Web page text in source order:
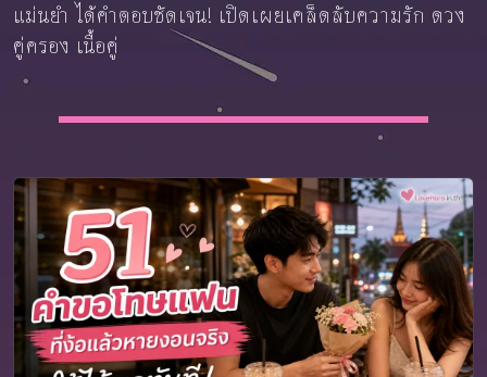
แม่นยำ ได้คำตอบชัดเจน! เปิดเผยเคล็ดลับความรัก ดวง
คู่ครอง เนื้อคู่